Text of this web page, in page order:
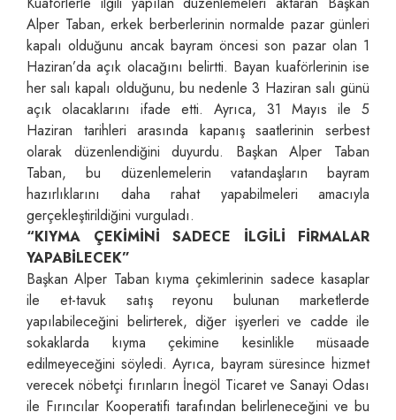
Alper Taban, erkek berberlerinin normalde pazar günleri
kapalı olduğunu ancak bayram öncesi son pazar olan 1
Haziran’da açık olacağını belirtti. Bayan kuaförlerinin ise
her salı kapalı olduğunu, bu nedenle 3 Haziran salı günü
açık olacaklarını ifade etti. Ayrıca, 31 Mayıs ile 5
Haziran tarihleri arasında kapanış saatlerinin serbest
olarak düzenlendiğini duyurdu. Başkan Alper Taban
Taban, bu düzenlemelerin vatandaşların bayram
hazırlıklarını daha rahat yapabilmeleri amacıyla
gerçekleştirildiğini vurguladı.
“KIYMA ÇEKİMİNİ SADECE İLGİLİ FİRMALAR
YAPABİLECEK”
Başkan Alper Taban kıyma çekimlerinin sadece kasaplar
ile et-tavuk satış reyonu bulunan marketlerde
yapılabileceğini belirterek, diğer işyerleri ve cadde ile
sokaklarda kıyma çekimine kesinlikle müsaade
edilmeyeceğini söyledi. Ayrıca, bayram süresince hizmet
verecek nöbetçi fırınların İnegöl Ticaret ve Sanayi Odası
ile Fırıncılar Kooperatifi tarafından belirleneceğini ve bu